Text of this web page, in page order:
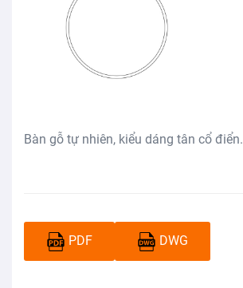
Bàn gỗ tự nhiên, kiểu dáng tân cổ điển.
PDF DWG